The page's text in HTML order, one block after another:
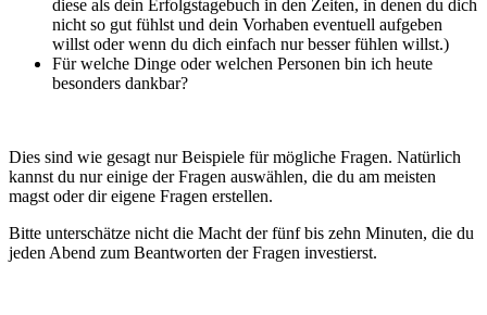
diese als dein Erfolgstagebuch in den Zeiten, in denen du dich
nicht so gut fühlst und dein Vorhaben eventuell aufgeben
willst oder wenn du dich einfach nur besser fühlen willst.)
Für welche Dinge oder welchen Personen bin ich heute
besonders dankbar?
Dies sind wie gesagt nur Beispiele für mögliche Fragen. Natürlich
kannst du nur einige der Fragen auswählen, die du am meisten
magst oder dir eigene Fragen erstellen.
Bitte unterschätze nicht die Macht der fünf bis zehn Minuten, die du
jeden Abend zum Beantworten der Fragen investierst.